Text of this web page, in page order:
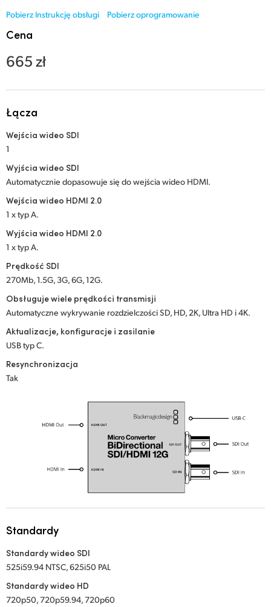
Singapore
Sweden
UAE
Ukraine
Pobierz Instrukcję obsługi
Pobierz oprogramowanie
Cena
665 zł
Łącza
Wejścia wideo SDI
1
Wyjścia wideo SDI
Automatycznie dopasowuje się do wejścia wideo HDMI.
Wejścia wideo HDMI 2.0
1 x typ A.
Wyjścia wideo HDMI 2.0
1 x typ A.
Prędkość SDI
270Mb, 1.5G, 3G, 6G, 12G.
Obsługuje wiele prędkości transmisji
Automatyczne wykrywanie rozdzielczości SD, HD, 2K, Ultra HD i 4K.
Aktualizacje, konfiguracje i zasilanie
USB typ C.
Resynchronizacja
Tak
Standardy
Standardy wideo SDI
525i59.94 NTSC, 625i50 PAL
Standardy wideo HD
720p50, 720p59.94, 720p60